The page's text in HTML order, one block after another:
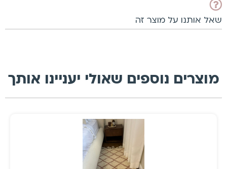
שאל אותנו על מוצר זה
מוצרים נוספים שאולי יעניינו אותך